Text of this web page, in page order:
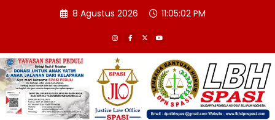
8 Agustus 2026 11:05:03 PM